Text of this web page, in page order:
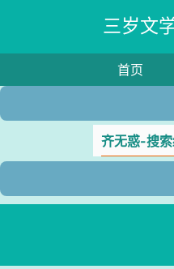
三岁文
首页
齐无惑-搜